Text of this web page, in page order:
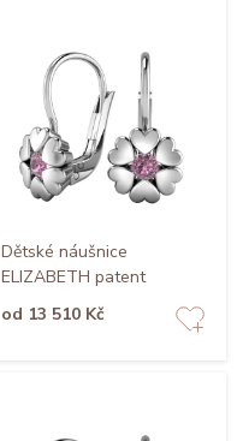
Dětské náušnice
ELIZABETH patent
od 13 510 Kč